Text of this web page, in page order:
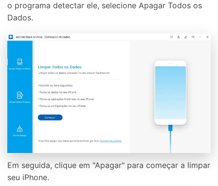
o programa detectar ele, selecione Apagar Todos os
Dados.
Em seguida, clique em "Apagar" para começar a limpar
seu iPhone.